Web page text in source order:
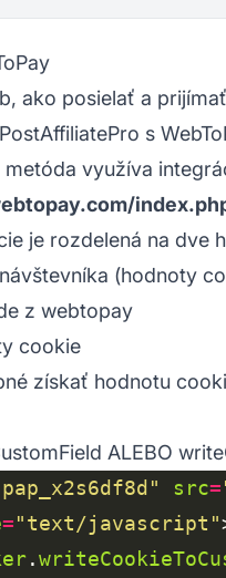
ako posielať a
s
využíva
je rozdelená na dve
(hodnoty
z webtopay
cookie
získať hodnotu
ALEBO
src=
="text/javascript"
.